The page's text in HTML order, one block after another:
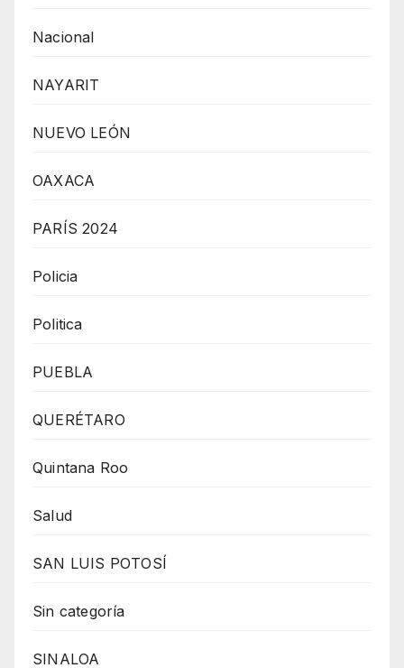
Nacional
NAYARIT
NUEVO LEÓN
OAXACA
PARÍS 2024
Policia
Politica
PUEBLA
QUERÉTARO
Quintana Roo
Salud
SAN LUIS POTOSÍ
Sin categoría
SINALOA